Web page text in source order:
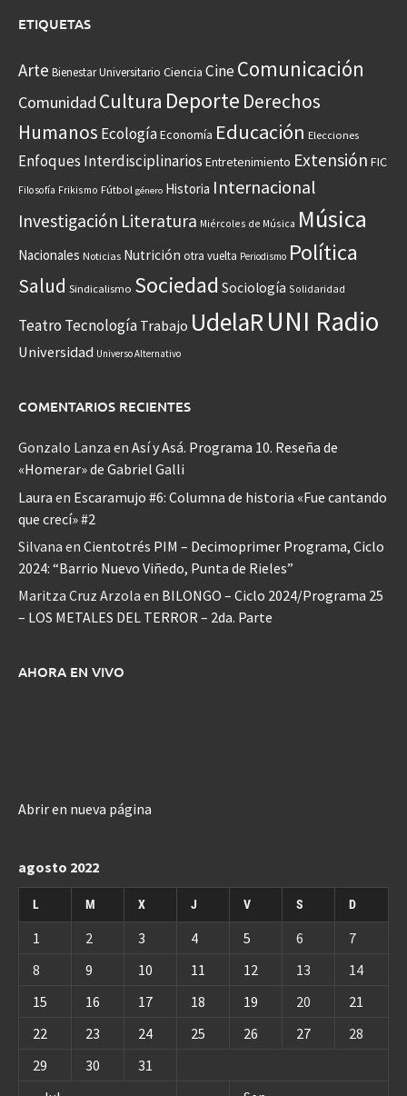
ETIQUETAS
Arte Bienestar Universitario Ciencia CineComunicación
Comunidad Cultura Deporte Derechos
Humanos EcologíaEconomía Educación Elecciones
Enfoques Interdisciplinarios Entretenimiento Extensión FIC
Filosofía Frikismo Fútbol género Historia Internacional
Investigación Literatura Miércoles de Música Música
Nacionales Noticias Nutrición otra vuelta Periodismo Política
Salud Sindicalismo Sociedad Sociología Solidaridad
Teatro Tecnología Trabajo UdelaRUNI Radio
Universidad Universo Alternativo
COMENTARIOS RECIENTES
Gonzalo Lanza en Así y Asá. Programa 10. Reseña de
«Homerar» de Gabriel Galli
Laura en Escaramujo #6: Columna de historia «Fue cantando
que crecí» #2
Silvana en Cientotrés PIM – Decimoprimer Programa, Ciclo
2024: “Barrio Nuevo Viñedo, Punta de Rieles”
Maritza Cruz Arzola en BILONGO – Ciclo 2024/Programa 25
– LOS METALES DEL TERROR – 2da. Parte
AHORA EN VIVO
Abrir en nueva página
agosto 2022
L M X J V S D
1 2 3 4 5 6
7
8
9 10 11 12 13
14
15
16 17 18 19 20
21
22
23 24 25 26 27
28
29
30 31